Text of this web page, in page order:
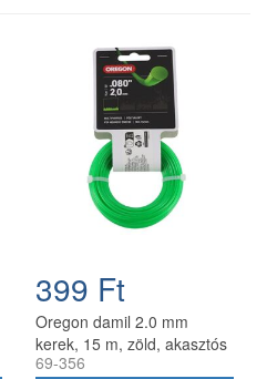
399 Ft
Oregon damil 2.0 mm
kerek, 15 m, zöld, akasztós
kiszerelés
69-356